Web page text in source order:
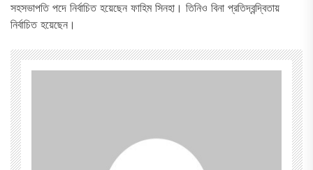
সহসভাপতি পদে নির্বাচিত হয়েছেন ফাহিম সিনহা। তিনিও বিনা প্রতিদ্বন্দ্বিতায়
নির্বাচিত হয়েছেন।